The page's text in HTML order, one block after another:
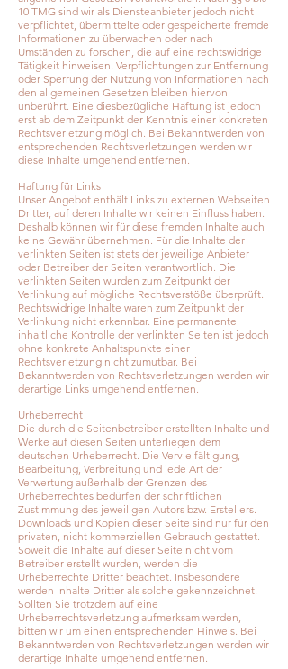
10 TMG sind wir als Diensteanbieter jedoch nicht
verpflichtet, übermittelte oder gespeicherte fremde
Informationen zu überwachen oder nach
Umständen zu forschen, die auf eine rechtswidrige
Tätigkeit hinweisen. Verpflichtungen zur Entfernung
oder Sperrung der Nutzung von Informationen nach
den allgemeinen Gesetzen bleiben hiervon
unberührt. Eine diesbezügliche Haftung ist jedoch
erst ab dem Zeitpunkt der Kenntnis einer konkreten
Rechtsverletzung möglich. Bei Bekanntwerden von
entsprechenden Rechtsverletzungen werden wir
diese Inhalte umgehend entfernen.
Haftung für Links
Unser Angebot enthält Links zu externen Webseiten
Dritter, auf deren Inhalte wir keinen Einfluss haben.
Deshalb können wir für diese fremden Inhalte auch
keine Gewähr übernehmen. Für die Inhalte der
verlinkten Seiten ist stets der jeweilige Anbieter
oder Betreiber der Seiten verantwortlich. Die
verlinkten Seiten wurden zum Zeitpunkt der
Verlinkung auf mögliche Rechtsverstöße überprüft.
Rechtswidrige Inhalte waren zum Zeitpunkt der
Verlinkung nicht erkennbar. Eine permanente
inhaltliche Kontrolle der verlinkten Seiten ist jedoch
ohne konkrete Anhaltspunkte einer
Rechtsverletzung nicht zumutbar. Bei
Bekanntwerden von Rechtsverletzungen werden wir
derartige Links umgehend entfernen.
Urheberrecht
Die durch die Seitenbetreiber erstellten Inhalte und
Werke auf diesen Seiten unterliegen dem
deutschen Urheberrecht. Die Vervielfältigung,
Bearbeitung, Verbreitung und jede Art der
Verwertung außerhalb der Grenzen des
Urheberrechtes bedürfen der schriftlichen
Zustimmung des jeweiligen Autors bzw. Erstellers.
Downloads und Kopien dieser Seite sind nur für den
privaten, nicht kommerziellen Gebrauch gestattet.
Soweit die Inhalte auf dieser Seite nicht vom
Betreiber erstellt wurden, werden die
Urheberrechte Dritter beachtet. Insbesondere
werden Inhalte Dritter als solche gekennzeichnet.
Sollten Sie trotzdem auf eine
Urheberrechtsverletzung aufmerksam werden,
bitten wir um einen entsprechenden Hinweis. Bei
Bekanntwerden von Rechtsverletzungen werden wir
derartige Inhalte umgehend entfernen.